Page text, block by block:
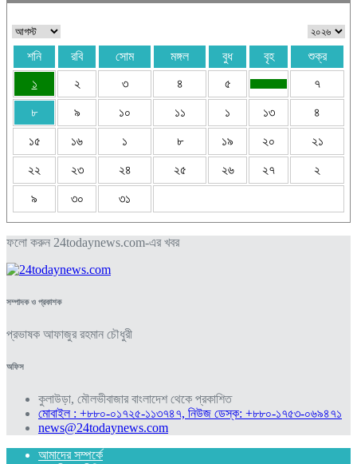
শনি রবি সোম মঙ্গল বুধ বৃহ
শুক্র
১
২ ৩ ৪ ৫ ৭
৮ ৯ ১০ ১১ ১ ১৩ ৪
১৫ ১৬ ১ ৮ ১৯ ২০ ২১
২২ ২৩ ২৪ ২৫ ২৬ ২৭ ২
৯ ৩০ ৩১
ফলো করুন 24todaynews.com-এর খবর
সম্পাদক ও প্রকাশক
প্রভাষক আফাজুর রহমান চৌধুরী
অফিস
কুলাউড়া, মৌলভীবাজার বাংলাদেশ থেকে প্রকাশিত
মোবাইল : +৮৮০-০১৭২৫-১১৩৭৪৭, নিউজ ডেস্ক: +৮৮০-১৭৫৩-০৬৯৪৭১
news@24todaynews.com
আমাদের সম্পর্কে